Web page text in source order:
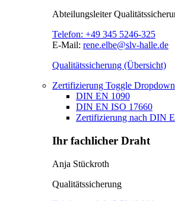
Abteilungsleiter
Telefon: +49 345 5246-325
E-Mail: rene.elbe@slv-halle.de
Qualitätssicherung (Übersicht)
Zertifizierung Toggle Dropdown
DIN EN 1090
DIN EN ISO 17660
Zertifizierung nach DIN
Ihr fachlicher Draht
Anja Stückroth
Qualitätssicherung